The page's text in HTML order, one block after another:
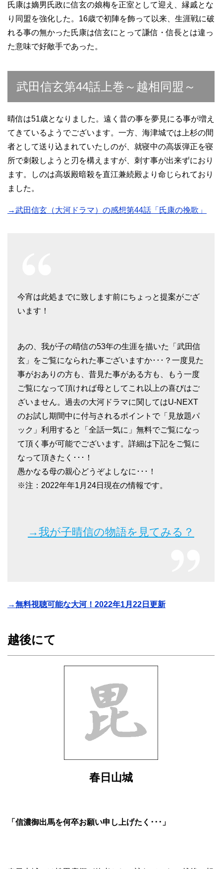
氏康は嫡男氏政に信玄の娘梅を正室として迎え、縁戚とな
り同盟を強化した。16歳で初陣を飾って以来、生涯戦に破
れる事の無かった氏康は信玄にとって謙信・信長とは違っ
た意味で好敵手であった。
武田信玄第44話上巻～越相同盟～
晴信は51歳となりました。遠く昔の事を夢見にる事が増え
てきているようでございます。一方、海津城では上杉の間
者として送り込まれていたしのが、就寝中の高坂弾正を寝
所で刺殺しようと刃を構えますが、刺す事が出来ずにおり
ます。しのは高坂殿暗殺を直江兼続殿より命じられており
ました。
→武田信玄（大河ドラマ）の感想第44話「氏康の挽歌」
今宵は此処までに致します前にちょっと提案がござ
います！
あの、我が子の晴信の53年の生涯を描いた「武田信
玄」をご覧になられた事ございますか･･･？一度見た
事がおありの方も、昔見た事がある方も、もう一度
ご覧になって頂ければ母としてこれ以上の喜びはご
ざいません。過去の大河ドラマに関してはU-NEXT
のお試し期間中に付与されるポイントで「見放題パ
ック」利用すると「全話一気に」無料でご覧になっ
て頂く事が可能でございます。詳細は下記をご覧に
なって頂きたく･･･！
愚かなる母の親心どうぞよしなに･･･！
※注：2022年年1月24日現在の情報です。
→我が子晴信の物語を見てみる？
→無料視聴可能な大河！2022年1月22日更新
越後にて
春日山城
「信濃御出馬を何卒お願い申し上げたく･･･」